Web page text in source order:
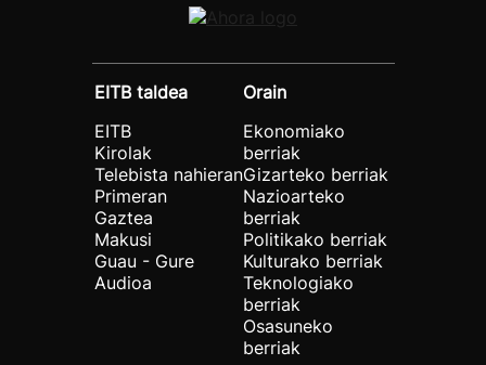
EITB taldea
EITB
Kirolak
Telebista nahieran
Primeran
Gaztea
Makusi
Guau - Gure
Audioa
Orain
Ekonomiako
berriak
Gizarteko berriak
Nazioarteko
berriak
Politikako berriak
Kulturako berriak
Teknologiako
berriak
Osasuneko
berriak